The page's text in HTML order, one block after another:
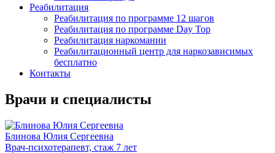
Реабилитация
Реабилитация по программе 12 шагов
Реабилитация по программе Day Top
Реабилитация наркомании
Реабилитационный центр для наркозависимых
бесплатно
Контакты
Врачи и специалисты
Блинова Юлия Сергеевна
Врач-психотерапевт, стаж 7 лет